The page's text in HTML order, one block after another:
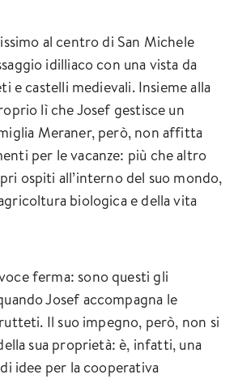
al centro di San Michele
idilliaco con una vista da
e castelli medievali. Insieme alla
lì che Josef gestisce un
Meraner, però, non affitta
per le vacanze: più che altro
ospiti all’interno del suo mondo,
biologica e della vita
ferma: sono questi gli
Josef accompagna le
Il suo impegno, però, non si
sua proprietà: è, infatti, una
idee per la cooperativa